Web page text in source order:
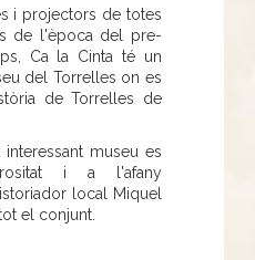
i projectors de totes
de l'època del pre-
Ca la Cinta té un
del Torrelles on es
de Torrelles de
interessant museu es
i a l'afany
local Miquel
el conjunt.